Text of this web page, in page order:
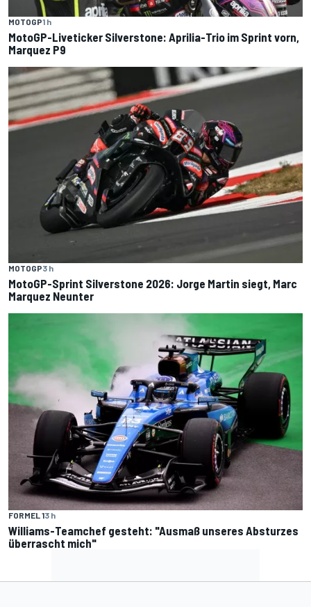
MOTOGP1 h
MotoGP-Liveticker Silverstone: Aprilia-Trio im Sprint vorn,
Marquez P9
MOTOGP3 h
MotoGP-Sprint Silverstone 2026: Jorge Martin siegt, Marc
Marquez Neunter
FORMEL 13 h
Williams-Teamchef gesteht: "Ausmaß unseres Absturzes
überrascht mich"